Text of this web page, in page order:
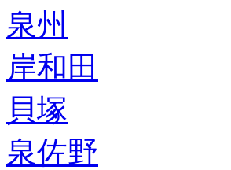
泉州
岸和田
貝塚
泉佐野